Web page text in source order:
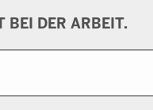
BEI DER ARBEIT.